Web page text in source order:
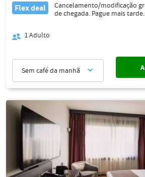
Flex deal
Cancelamento/modificação
de chegada. Pague mais tarde.
1Adulto
Sem café da manhã